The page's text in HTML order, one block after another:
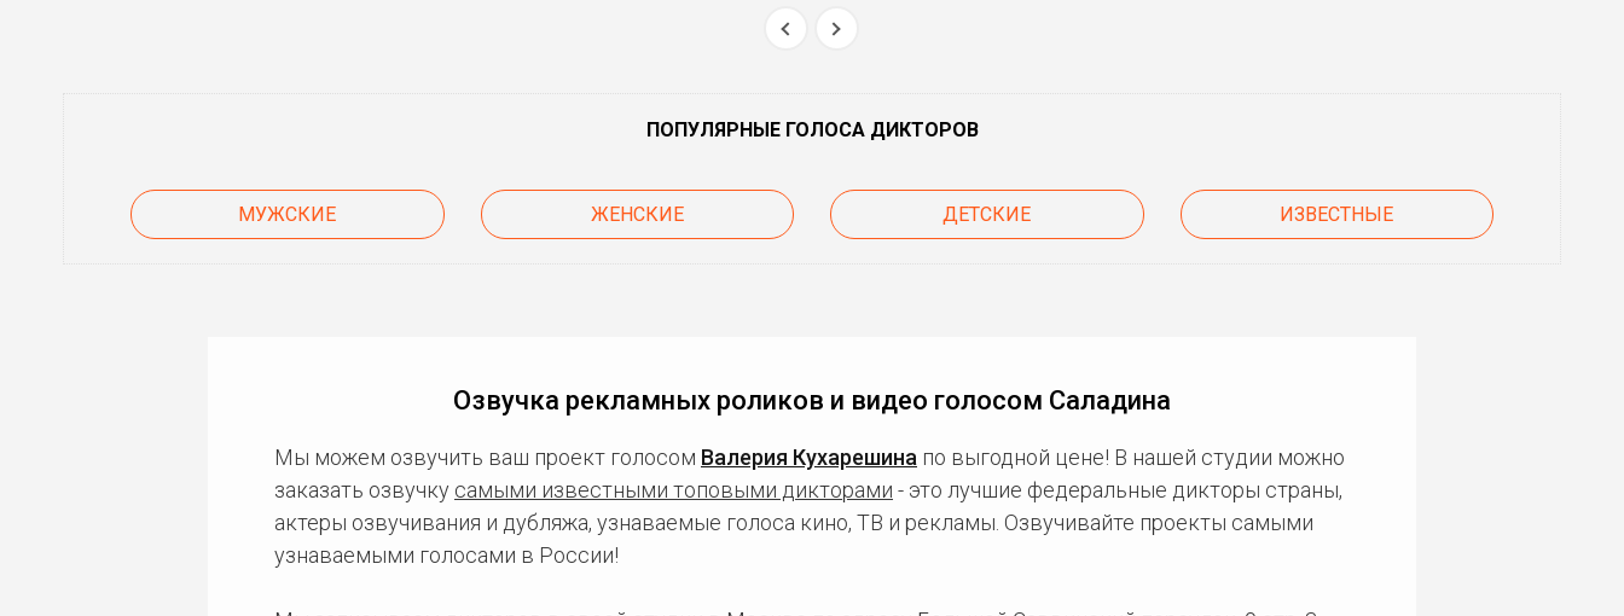
ПОПУЛЯРНЫЕ ГОЛОСА ДИКТОРОВ
МУЖСКИЕ ЖЕНСКИЕ ДЕТСКИЕ ИЗВЕСТНЫЕ
Озвучка рекламных роликов и видео голосом Саладина
Мы можем озвучить ваш проект голосом Валерия Кухарешина по выгодной цене! В нашей студии можно
заказать озвучку самыми известными топовыми дикторами - это лучшие федеральные дикторы страны,
актеры озвучивания и дубляжа, узнаваемые голоса кино, ТВ и рекламы. Озвучивайте проекты самыми
узнаваемыми голосами в России!